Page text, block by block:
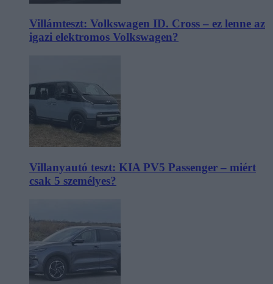
Villámteszt: Volkswagen ID. Cross – ez lenne az
igazi elektromos Volkswagen?
Villanyautó teszt: KIA PV5 Passenger – miért
csak 5 személyes?